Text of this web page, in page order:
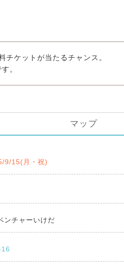
ケットが当たるチャンス。
。
マップ
9/15(月・祝)
ンチャーいけだ